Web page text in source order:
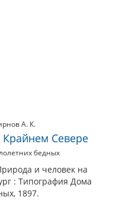
А. К.
Севере
бедных
и человек на
: Типография Дома
1897.